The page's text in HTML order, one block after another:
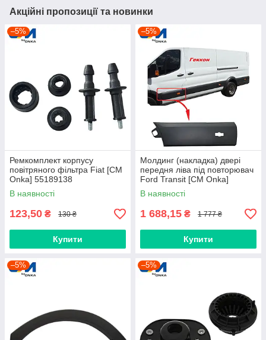
Акційні пропозиції та новинки
–5%
Ремкомплект корпусу
повітряного фільтра Fiat [СМ
Onka] 55189138
В наявності
123,50 ₴ 130 ₴
Купити
–5%
Молдинг (накладка) двері
передня ліва під повторювач
Ford Transit [СМ Onka]
BK31V20781BJ5CND
В наявності
1 688,15 ₴ 1 777 ₴
Купити
–5% –5%